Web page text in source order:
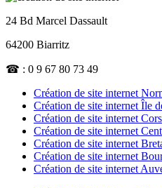
24 Bd Marcel Dassault
64200 Biarritz
☎ : 0 9 67 80 73 49
Création de site internet
Création de site internet Île
Création de site internet
Création de site internet
Création de site internet
Création de site internet
Création de site internet